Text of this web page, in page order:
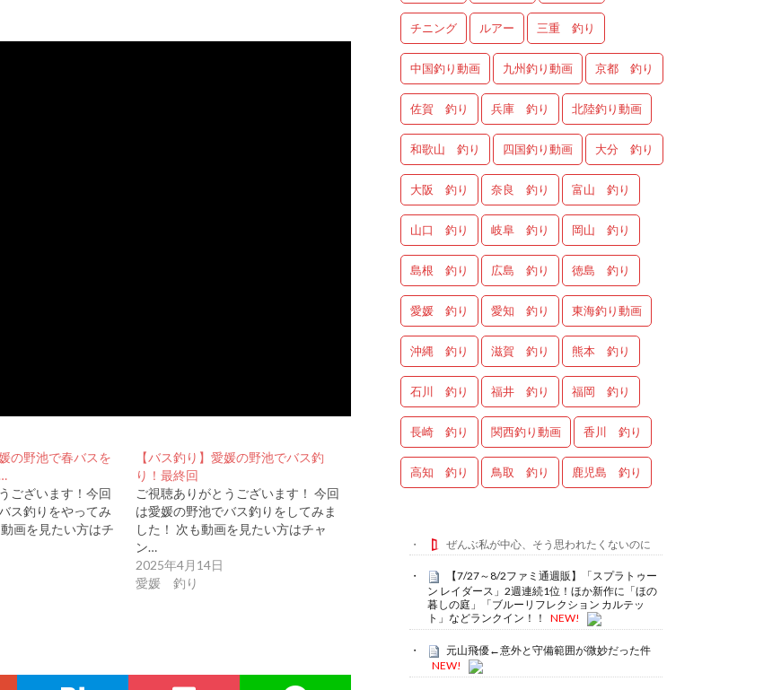
の野池で春バスを
ございます！今回
ス釣りをやってみ
画を見たい方はチ
【バス釣り】愛媛の野池でバス釣
り！最終回
ご視聴ありがとうございます！ 今回
は愛媛の野池でバス釣りをしてみま
した！ 次も動画を見たい方はチャ
ン…
2025年4月14日
愛媛 釣り
チニング ルアー 三重 釣り
中国釣り動画 九州釣り動画 京都 釣り
佐賀 釣り 兵庫 釣り 北陸釣り動画
和歌山 釣り 四国釣り動画 大分 釣り
大阪 釣り 奈良 釣り 富山 釣り
山口 釣り 岐阜 釣り 岡山 釣り
島根 釣り 広島 釣り 徳島 釣り
愛媛 釣り 愛知 釣り 東海釣り動画
沖縄 釣り 滋賀 釣り 熊本 釣り
石川 釣り 福井 釣り 福岡 釣り
長崎 釣り 関西釣り動画 香川 釣り
高知 釣り 鳥取 釣り 鹿児島 釣り
ぜんぶ私が中心、そう思われたくないのに
【7/27～8/2ファミ通週販】「スプラトゥー
ン レイダース」2週連続1位！ほか新作に「ほの
暮しの庭」「ブルーリフレクション カルテッ
ト」などランクイン！！
NEW!
元山飛優←意外と守備範囲が微妙だった件
NEW!